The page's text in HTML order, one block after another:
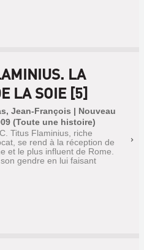
LA
LA SOIE [5]
Jean-François | Nouveau
(Toute une histoire)
Titus Flaminius, riche
se rend à la réception de
et le plus influent de Rome.
gendre en lui faisant